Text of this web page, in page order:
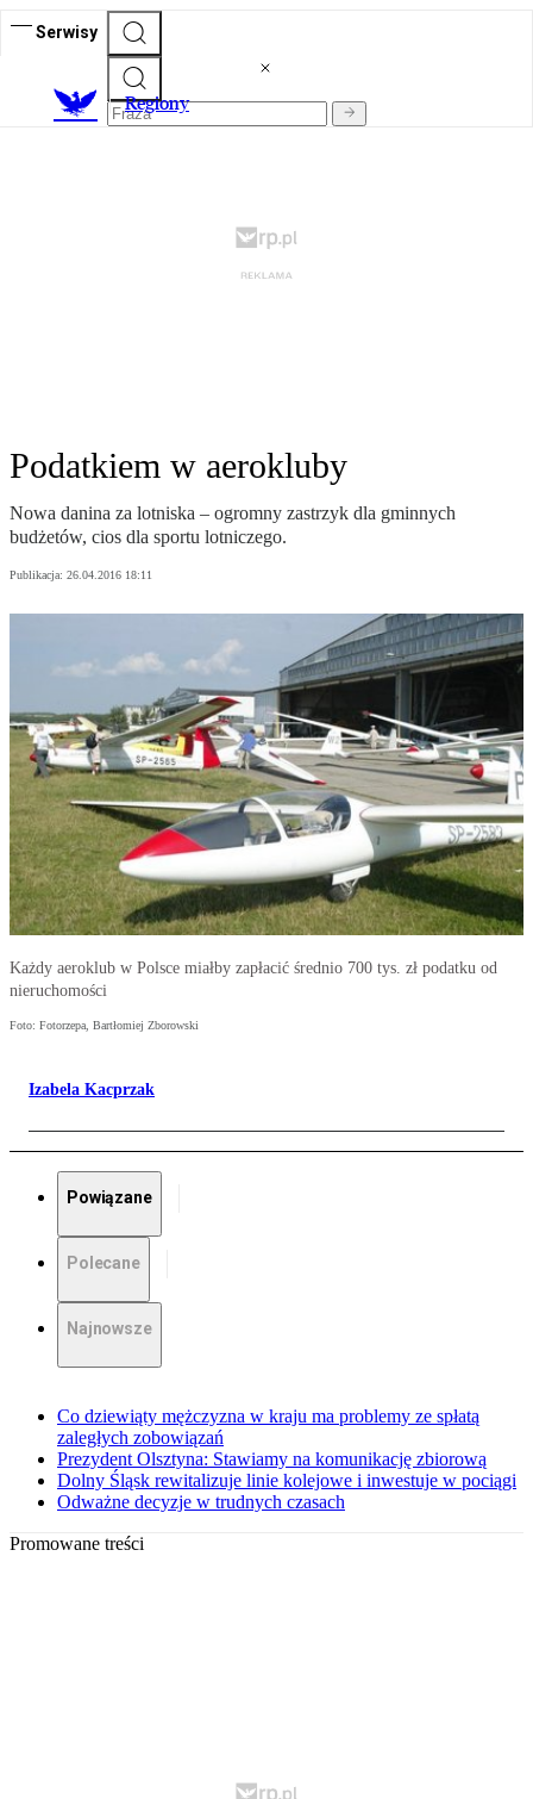
Serwisy
Regiony
Podatkiem w aerokluby
Nowa danina za lotniska – ogromny zastrzyk dla gminnych
budżetów, cios dla sportu lotniczego.
Publikacja: 26.04.2016 18:11
Każdy aeroklub w Polsce miałby zapłacić średnio 700 tys. zł podatku od
nieruchomości
Foto: Fotorzepa, Bartłomiej Zborowski
Izabela Kacprzak
Powiązane
Polecane
Najnowsze
Co dziewiąty mężczyzna w kraju ma problemy ze spłatą
zaległych zobowiązań
Prezydent Olsztyna: Stawiamy na komunikację zbiorową
Dolny Śląsk rewitalizuje linie kolejowe i inwestuje w pociągi
Odważne decyzje w trudnych czasach
Promowane treści